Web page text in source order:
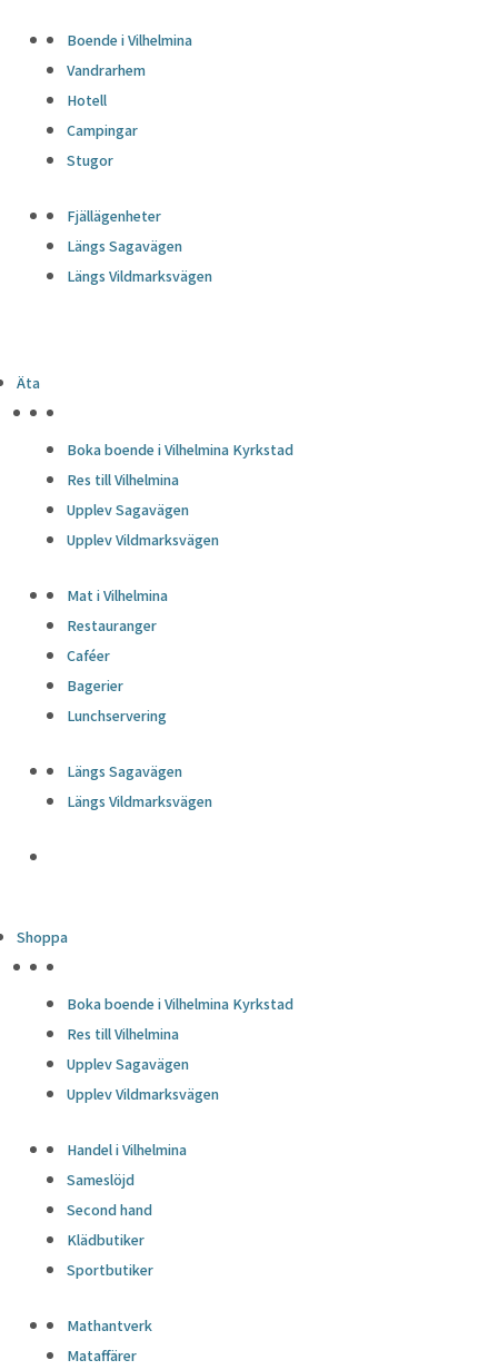
Boende i Vilhelmina
Vandrarhem
Hotell
Campingar
Stugor
Fjällägenheter
Längs Sagavägen
Längs Vildmarksvägen
Äta
Boka boende i Vilhelmina Kyrkstad
Res till Vilhelmina
Upplev Sagavägen
Upplev Vildmarksvägen
Mat i Vilhelmina
Restauranger
Caféer
Bagerier
Lunchservering
Längs Sagavägen
Längs Vildmarksvägen
Shoppa
Boka boende i Vilhelmina Kyrkstad
Res till Vilhelmina
Upplev Sagavägen
Upplev Vildmarksvägen
Handel i Vilhelmina
Sameslöjd
Second hand
Klädbutiker
Sportbutiker
Mathantverk
Mataffärer